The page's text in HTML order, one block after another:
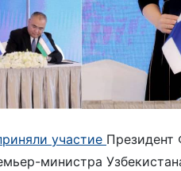
участие Президент
министра